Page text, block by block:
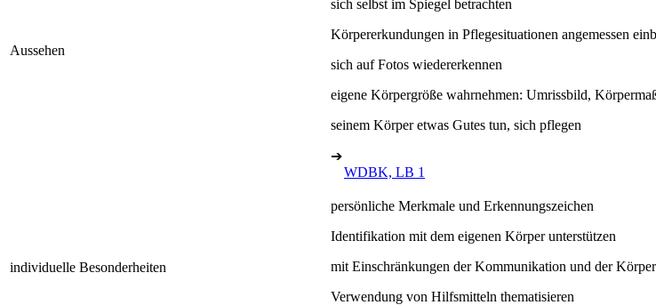
Aussehen
sich selbst im Spiegel betrachten
Körpererkundungen in Pflegesituationen angemessen
sich auf Fotos wiedererkennen
eigene Körpergröße wahrnehmen: Umrissbild,
seinem Körper etwas Gutes tun, sich pflegen
➔
WDBK, LB 1
individuelle Besonderheiten
persönliche Merkmale und Erkennungszeichen
Identifikation mit dem eigenen Körper unterstützen
mit Einschränkungen der Kommunikation und der
Verwendung von Hilfsmitteln thematisieren